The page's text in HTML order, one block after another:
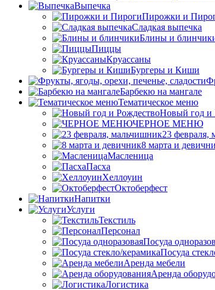
Выпечка
Пирожки и
Сладкая выпечка
Блины и
Пиццы
Круасcаны
Бургеры и Киши
Барбекю на мангале
Тематическое меню
Новый год и
ЧЕРНОЕ МЕНЮ
23 февраля,
8 марта и
Масленица
Пасха
Хеллоуин
Октоберфест
Напитки
Услуги
Текстиль
Персонал
Посуда
Посуда
Аренда мебели
Аренда
Логистика